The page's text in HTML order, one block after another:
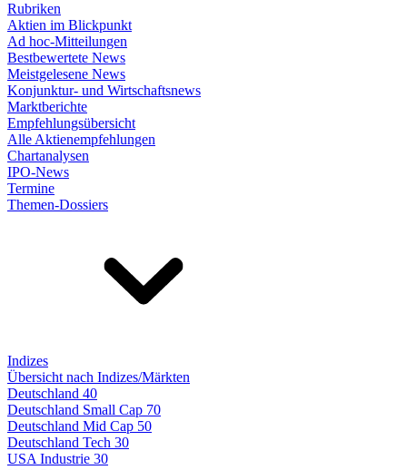
Rubriken
Aktien im Blickpunkt
Ad hoc-Mitteilungen
Bestbewertete News
Meistgelesene News
Konjunktur- und Wirtschaftsnews
Marktberichte
Empfehlungsübersicht
Alle Aktienempfehlungen
Chartanalysen
IPO-News
Termine
Themen-Dossiers
Indizes
Übersicht nach Indizes/Märkten
Deutschland 40
Deutschland Small Cap 70
Deutschland Mid Cap 50
Deutschland Tech 30
USA Industrie 30